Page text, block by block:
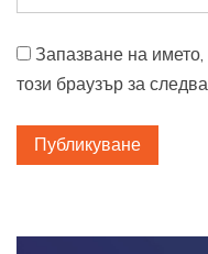
Запазване на
този браузър за